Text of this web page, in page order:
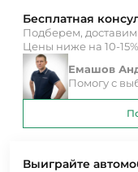
Выиграйте
Бесплатная
Подберем,
Цены ниже на 10-
Емашов
Помогу с